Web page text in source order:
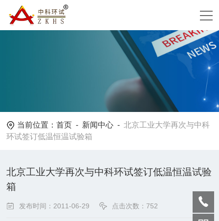
当前位置：首页 - 新闻中心 -北京工业大学再次与中科
环试签订低温恒温试验箱
北京工业大学再次与中科环试签订低温恒温试验
箱
发布时间：2011-06-29 点击次数：752